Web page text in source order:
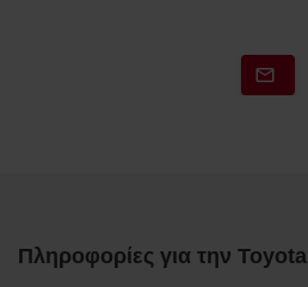
Πληροφορίες για την Toyota